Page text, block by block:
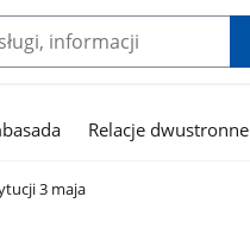
Relacje dwustronne
3 maja